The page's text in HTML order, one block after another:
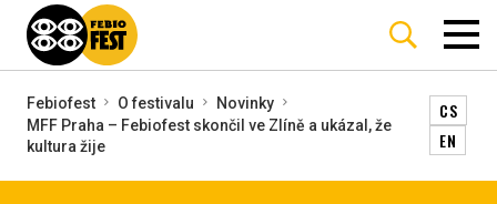
Febiofest O festivalu
Novinky
MFF Praha – Febiofest skončil ve Zlíně a ukázal, že
kultura žije
CS
EN